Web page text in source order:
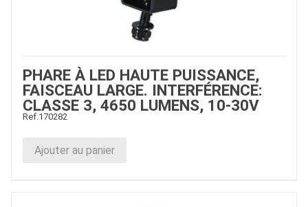
PHARE À LED HAUTE PUISSANCE,
FAISCEAU LARGE. INTERFÉRENCE:
CLASSE 3, 4650 LUMENS, 10-30V
Ref. 170282
Ajouter au panier